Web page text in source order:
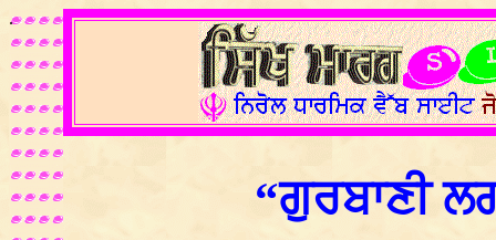
.
“ਗੁਰਬਾਣੀ